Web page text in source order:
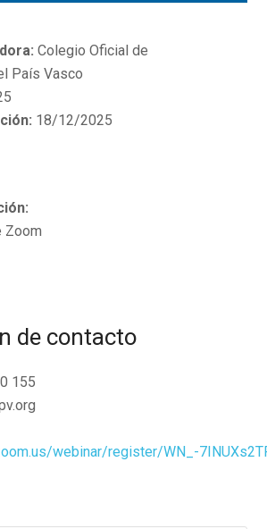
Colegio Oficial de
País Vasco
18/12/2025
Zoom
de contacto
155
webinar/register/WN_-